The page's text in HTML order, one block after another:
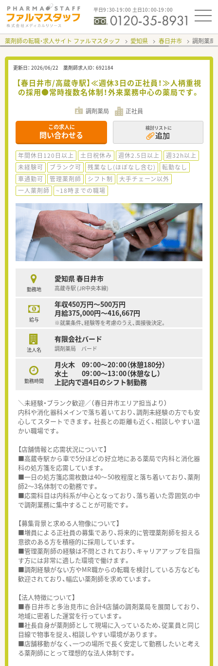
平日9：30-19：00 土日10：00-19：00
薬剤師の転職・求人サイト ファルマスタッフ 愛知県 春日井市 調剤薬
更新日： 2026/06/22 薬剤師求人ID： 692184
【春日井市/高蔵寺駅】≪週休3日の正社員！≫人柄重視
の採用●常時複数名体制！外来業務中心の薬局です。
調剤薬局 正社員
この求人に
問い合わせる
検討リストに
追加
年間休日120日以上 土日祝休み 週休2.5日以上
週32h以上
未経験可
ブランク可 残業なし(ほぼなし含む)
転勤なし
車通勤可
管理薬剤師 シフト制
大手チェーン以外
一人薬剤師
~18時までの職場
勤務地
愛知県 春日井市
高蔵寺駅 (JR中央本線)
給与
年収450万円～500万円
月給375,000円～416,667円
※就業条件、経験等を考慮のうえ、面接後決定。
法人名
有限会社バード
調剤薬局 バード
勤務時間
月火木 09：00～20：00（休憩180分）
水土 09：00～13：00（休憩なし）
上記内で週4日のシフト制勤務
＼未経験・ブランク歓迎／（春日井市エリア担当より）
内科や消化器科メインで落ち着いており、調剤未経験の方でも安
心してスタートできます。社長との距離も近く、相談しやすい温
かい職場です。
【店舗情報と応需状況について】
■高蔵寺駅から車で5分ほどの好立地にある薬局で内科と消化器
科の処方箋を応需しています。
■一日の処方箋応需枚数は40～50枚程度と落ち着いており、薬剤
師2～3名体制での勤務です。
■応需科目は内科系が中心となっており、落ち着いた雰囲気の中
で調剤業務に集中することが可能です。
【募集背景と求める人物像について】
■増員による正社員の募集であり、将来的に管理薬剤師を担える
意欲のある方を積極的に採用しています。
■管理薬剤師の経験は不問とされており、キャリアアップを目指
す方には非常に適した環境で働けます。
■調剤経験がない方やMR職からの転職を検討している方なども
歓迎されており、幅広い薬剤師を求めています。
【法人特徴について】
■春日井市と多治見市に合計4店舗の調剤薬局を展開しており、
地域に密着した運営を行っています。
■社長自身が薬剤師として現場に入っているため、従業員と同じ
目線で物事を捉え、相談しやすい環境があります。
■店舗移動がなく、一つの場所で長く安定して勤務したいと考え
る薬剤師にとって理想的な法人体制です。